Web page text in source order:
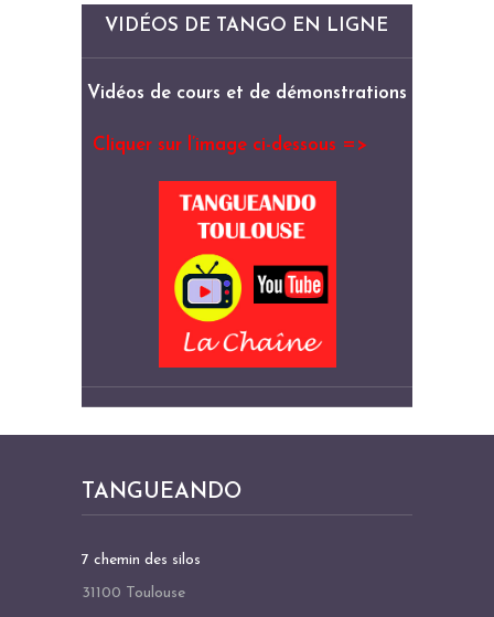
VIDÉOS DE TANGO EN LIGNE
Vidéos de cours et de démonstrations
Cliquer sur l’image ci-dessous =>
TANGUEANDO
7 chemin des silos
31100 Toulouse